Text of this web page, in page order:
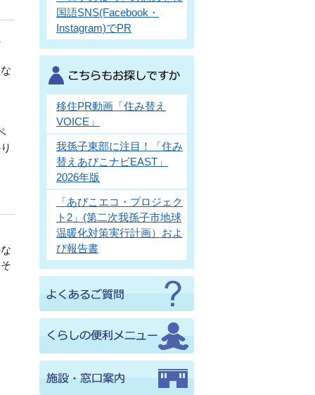
国語SNS(Facebook・
Instagram)でPR
移住PR動画「住み替え
VOICE」
我孫子東部に注目！「住み
替えあびこナビEAST」
2026年版
「あびこエコ・プロジェク
ト2」(第二次我孫子市地球
温暖化対策実行計画）およ
び報告書